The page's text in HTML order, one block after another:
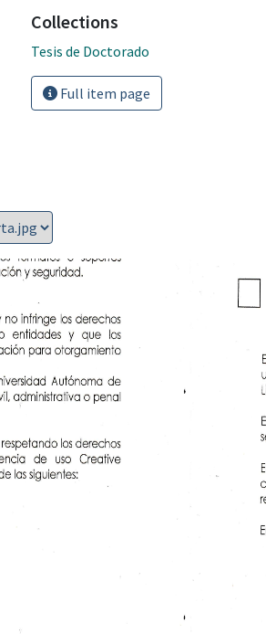
Collections
Tesis de Doctorado
Full item page